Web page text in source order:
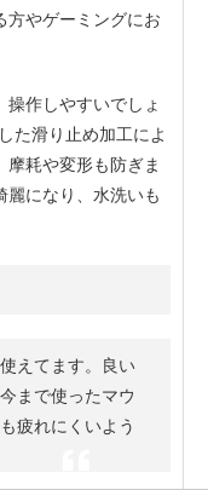
方やゲーミングにお
操作しやすいでしょ
た滑り止め加工によ
摩耗や変形も防ぎま
麗になり、水洗いも
えてます。良い
まで使ったマウ
疲れにくいよう